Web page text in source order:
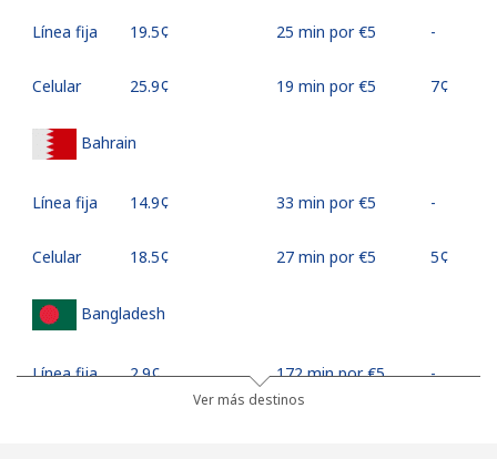
Línea fija ⁦19.5¢⁩ 25 min por ⁦€5⁩ -
Celular ⁦25.9¢⁩ 19 min por ⁦€5⁩ ⁦7¢⁩
Bahrain
Línea fija ⁦14.9¢⁩ 33 min por ⁦€5⁩ -
Celular ⁦18.5¢⁩ 27 min por ⁦€5⁩ ⁦5¢⁩
Bangladesh
Línea fija ⁦2.9¢⁩ 172 min por ⁦€5⁩ -
Ver más destinos